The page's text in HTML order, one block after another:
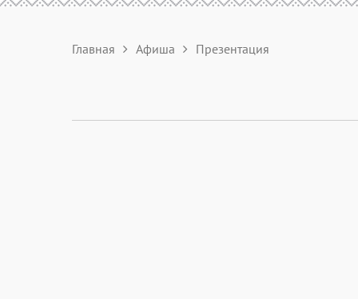
Главная Афиша Презентация